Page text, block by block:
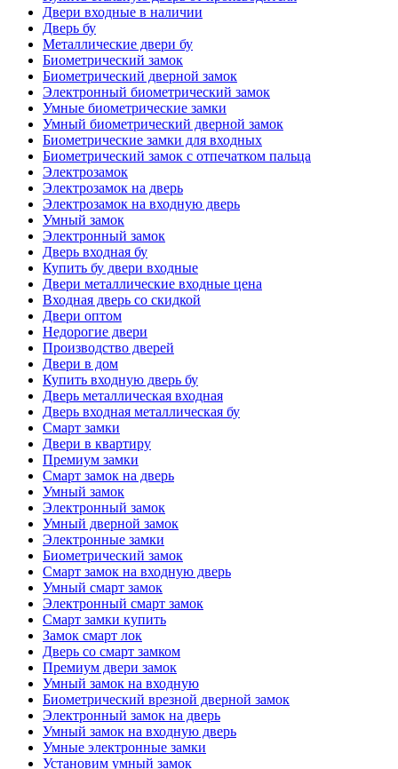
Двери входные в наличии
Дверь бу
Металлические двери бу
Биометрический замок
Биометрический дверной замок
Электронный биометрический замок
Умные биометрические замки
Умный биометрический дверной замок
Биометрические замки для входных
Биометрический замок с отпечатком пальца
Электрозамок
Электрозамок на дверь
Электрозамок на входную дверь
Умный замок
Электронный замок
Дверь входная бу
Купить бу двери входные
Двери металлические входные цена
Входная дверь со скидкой
Двери оптом
Недорогие двери
Производство дверей
Двери в дом
Купить входную дверь бу
Дверь металлическая входная
Дверь входная металлическая бу
Смарт замки
Двери в квартиру
Премиум замки
Смарт замок на дверь
Умный замок
Электронный замок
Умный дверной замок
Электронные замки
Биометрический замок
Смарт замок на входную дверь
Умный смарт замок
Электронный смарт замок
Смарт замки купить
Замок смарт лок
Дверь со смарт замком
Премиум двери замок
Умный замок на входную
Биометрический врезной дверной замок
Электронный замок на дверь
Умный замок на входную дверь
Умные электронные замки
Установим умный замок